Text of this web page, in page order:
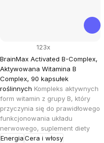
BrainMax Activated B-Complex,
Aktywowana Witamina B
Complex, 90 kapsułek
roślinnych Kompleks aktywnych
form witamin z grupy B, który
przyczynia się do prawidłowego
funkcjonowania układu
nerwowego, suplement diety
EnergiaCera i włosy
123x